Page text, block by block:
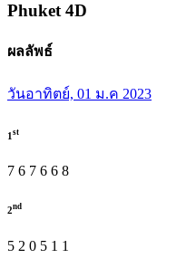
Phuket4D
ผลลัพธ์
วันอาทิตย์, 01 ม.ค 2023
1 st
7 6 7 6 6 8
2nd
5 2 0 5 1 1